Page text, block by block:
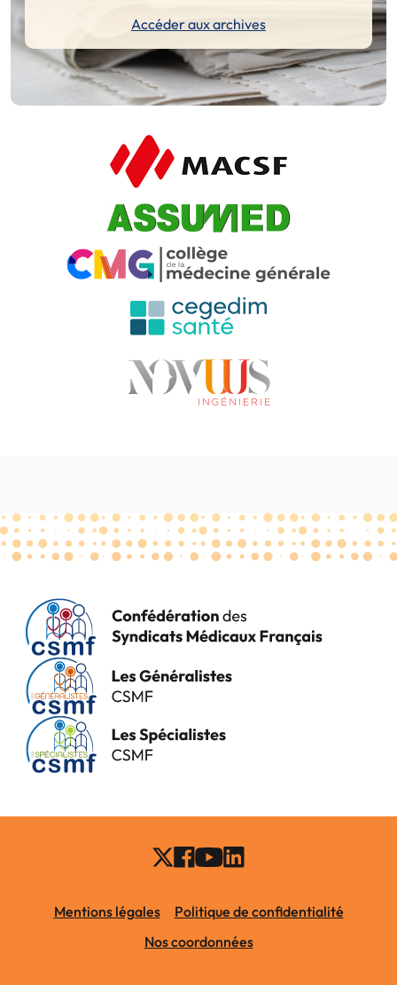
Accéder aux archives
Mentions légales
Politique de confidentialité
Nos coordonnées